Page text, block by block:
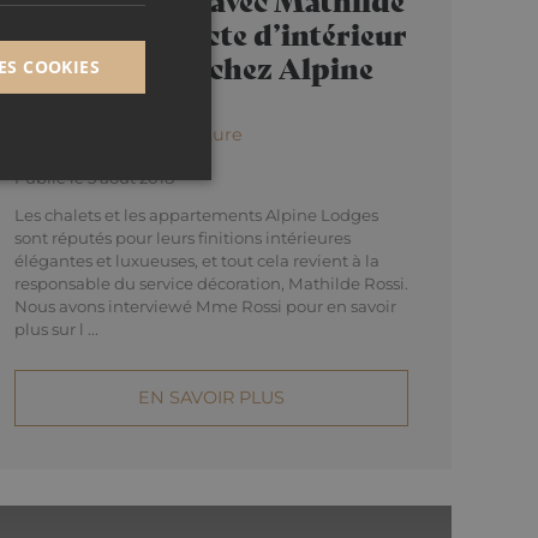
Rossi, architecte d’intérieur
en exclusivité chez Alpine
Lodges
Décoration & Architecture
Publié le 3 août 2018
Les chalets et les appartements Alpine Lodges
sont réputés pour leurs finitions intérieures
élégantes et luxueuses, et tout cela revient à la
responsable du service décoration, Mathilde Rossi.
Nous avons interviewé Mme Rossi pour en savoir
plus sur l ...
EN SAVOIR PLUS
COOKIES
des risques.
pour
en matière
Cookie-